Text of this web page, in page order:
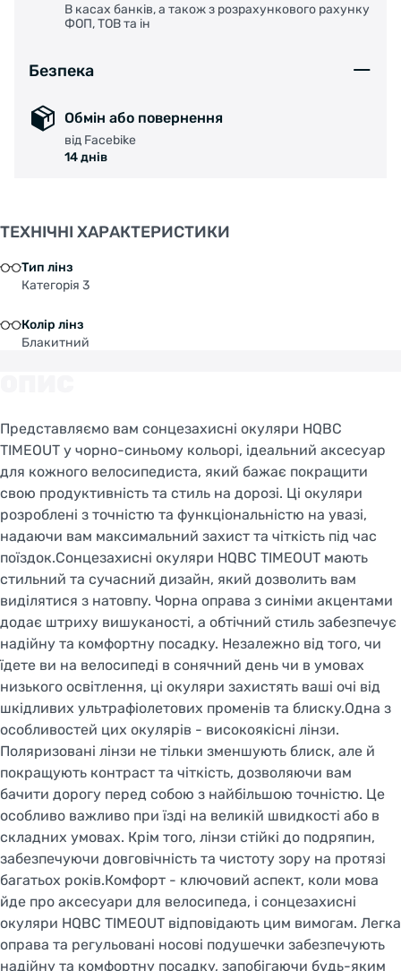
В касах банків, а також з розрахункового рахунку
ФОП, ТОВ та ін
Безпека
Обмін або повернення
від Facebike
14 днів
ТЕХНІЧНІ ХАРАКТЕРИСТИКИ
Тип лінз
Категорія 3
Колір лінз
Блакитний
Представляємо вам сонцезахисні окуляри HQBC
TIMEOUT у чорно-синьому кольорі, ідеальний аксесуар
для кожного велосипедиста, який бажає покращити
свою продуктивність та стиль на дорозі. Ці окуляри
розроблені з точністю та функціональністю на увазі,
надаючи вам максимальний захист та чіткість під час
поїздок.Сонцезахисні окуляри HQBC TIMEOUT мають
стильний та сучасний дизайн, який дозволить вам
виділятися з натовпу. Чорна оправа з синіми акцентами
додає штриху вишуканості, а обтічний стиль забезпечує
надійну та комфортну посадку. Незалежно від того, чи
їдете ви на велосипеді в сонячний день чи в умовах
низького освітлення, ці окуляри захистять ваші очі від
шкідливих ультрафіолетових променів та блиску.Одна з
особливостей цих окулярів - високоякісні лінзи.
Поляризовані лінзи не тільки зменшують блиск, але й
покращують контраст та чіткість, дозволяючи вам
бачити дорогу перед собою з найбільшою точністю. Це
особливо важливо при їзді на великій швидкості або в
складних умовах. Крім того, лінзи стійкі до подряпин,
забезпечуючи довговічність та чистоту зору на протязі
багатьох років.Комфорт - ключовий аспект, коли мова
йде про аксесуари для велосипеда, і сонцезахисні
окуляри HQBC TIMEOUT відповідають цим вимогам. Легка
оправа та регульовані носові подушечки забезпечують
надійну та комфортну посадку, запобігаючи будь-яким